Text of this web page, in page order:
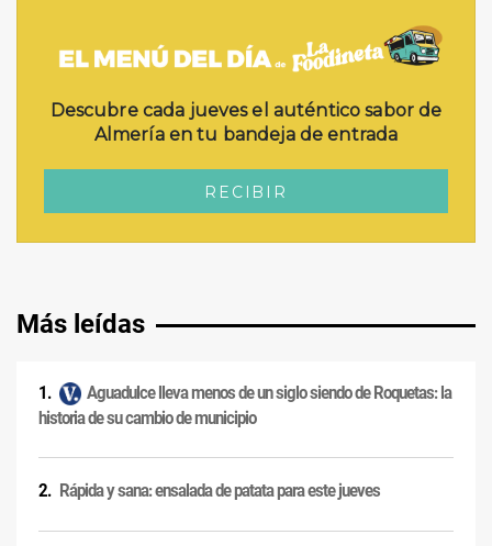
Más leídas
Aguadulce lleva menos de un siglo siendo de Roquetas: la
historia de su cambio de municipio
Rápida y sana: ensalada de patata para este jueves